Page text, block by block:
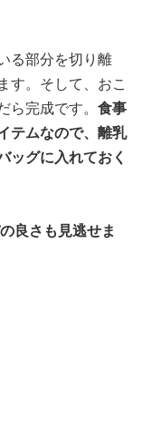
る部分を切り離
す。そして、おこ
ら完成です。 食事
テムなので、離乳
ッグに入れておく
良さも見逃せま